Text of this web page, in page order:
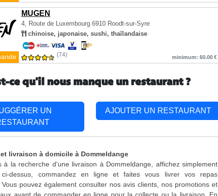
MUGEN
4, Route de Luxembourg 6910 Roodt-sur-Syre
chinoise, japonaise, sushi, thaïlandaise
(74) minimum: 60.00 €
ce qu'il nous manque un restaurant ?
UN
AJOUTER UN RESTAURANT
livraison à domicile à Dommeldange
à la recherche d'une livraison à Dommeldange, affichez simplement
dessus, commandez en ligne et faites vous livrer vos repas
Vous pouvez également consulter nos avis clients, nos promotions et